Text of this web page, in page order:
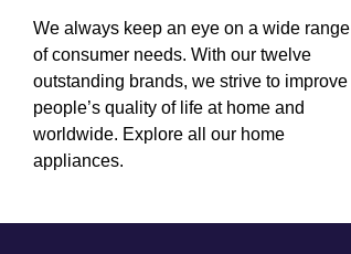
We always keep an eye on a wide range
of consumer needs. With our twelve
outstanding brands, we strive to improve
people’s quality of life at home and
worldwide. Explore all our home
appliances.